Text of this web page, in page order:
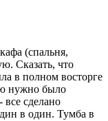
(спальня,
Сказать, что
в полном восторге
нужно было
сделано
в один. Тумба в